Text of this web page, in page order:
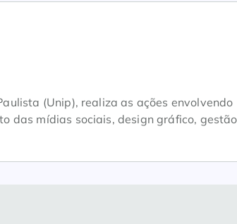
(Unip), realiza as ações envolvendo
das mídias sociais, design gráfico,